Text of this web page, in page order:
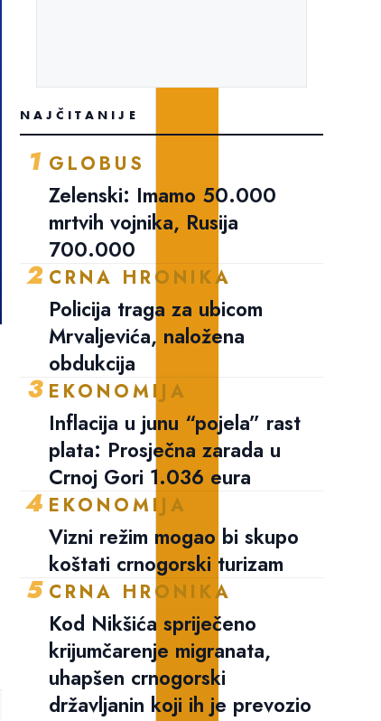
NAJČITANIJE
1 GLOBUS
Zelenski: Imamo 50.000
mrtvih vojnika, Rusija
700.000
2 CRNA HRONIKA
Policija traga za ubicom
Mrvaljevića, naložena
obdukcija
3 EKONOMIJA
Inflacija u junu “pojela” rast
plata: Prosječna zarada u
Crnoj Gori 1.036 eura
4 EKONOMIJA
Vizni režim mogao bi skupo
koštati crnogorski turizam
5 CRNA HRONIKA
Kod Nikšića spriječeno
krijumčarenje migranata,
uhapšen crnogorski
državljanin koji ih je prevozio